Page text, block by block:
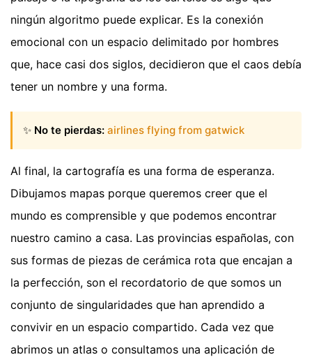
ningún algoritmo puede explicar. Es la conexión
emocional con un espacio delimitado por hombres
que, hace casi dos siglos, decidieron que el caos debía
tener un nombre y una forma.
✨ No te pierdas: airlines flying from gatwick
Al final, la cartografía es una forma de esperanza.
Dibujamos mapas porque queremos creer que el
mundo es comprensible y que podemos encontrar
nuestro camino a casa. Las provincias españolas, con
sus formas de piezas de cerámica rota que encajan a
la perfección, son el recordatorio de que somos un
conjunto de singularidades que han aprendido a
convivir en un espacio compartido. Cada vez que
abrimos un atlas o consultamos una aplicación de